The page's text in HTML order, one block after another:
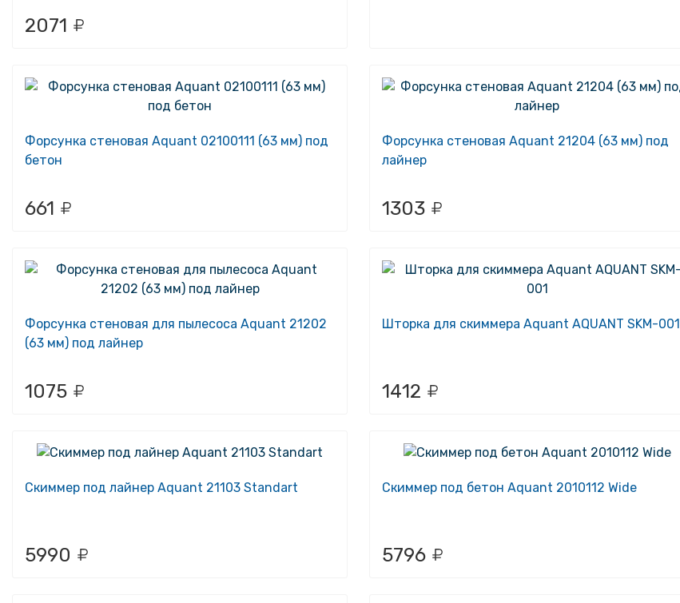
2071
Форсунка стеновая Aquant 02100111 (63 мм) под
бетон
661
Форсунка стеновая Aquant 21204 (63 мм) под
лайнер
1303
Форсунка стеновая для пылесоса Aquant 21202
(63 мм) под лайнер
1075
Шторка для скиммера Aquant AQUANT SKM-001
1412
Скиммер под лайнер Aquant 21103 Standart
5990
Скиммер под бетон Aquant 2010112 Wide
5796